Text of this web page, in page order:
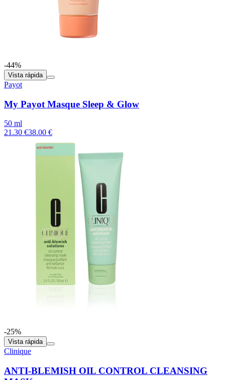
-44%
Vista rápida
Payot
My Payot Masque Sleep & Glow
50 ml
21.30 €38.00 €
-25%
Vista rápida
Clinique
ANTI-BLEMISH OIL CONTROL CLEANSING